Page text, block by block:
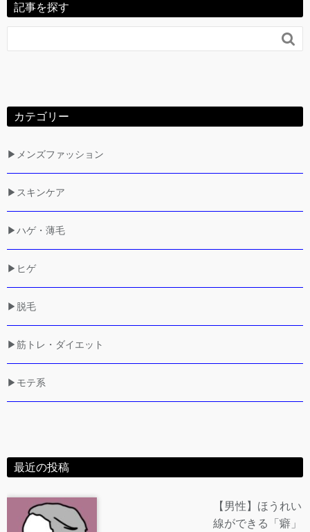
記事を探す

カテゴリー
▶メンズファッション
▶スキンケア
▶ハゲ・薄毛
▶ヒゲ
▶脱毛
▶筋トレ・ダイエット
▶モテ系
最近の投稿
【男性】ほうれい
線ができる「癖」